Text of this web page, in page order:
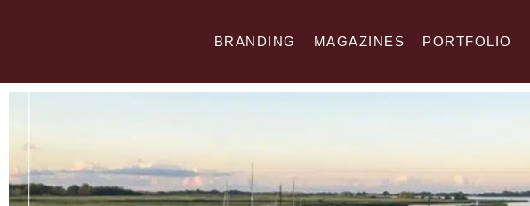
BRANDING MAGAZINES PORTFOLIO